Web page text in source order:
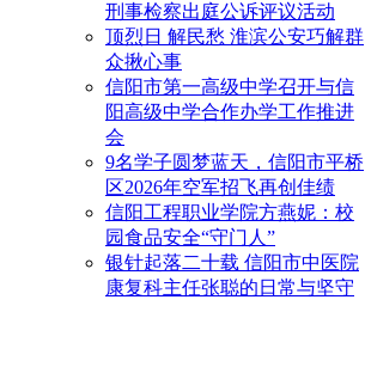
刑事检察出庭公诉评议活动
顶烈日 解民愁 淮滨公安巧解群
众揪心事
信阳市第一高级中学召开与信
阳高级中学合作办学工作推进
会
9名学子圆梦蓝天，信阳市平桥
区2026年空军招飞再创佳绩
信阳工程职业学院方燕妮：校
园食品安全“守门人”
银针起落二十载 信阳市中医院
康复科主任张聪的日常与坚守